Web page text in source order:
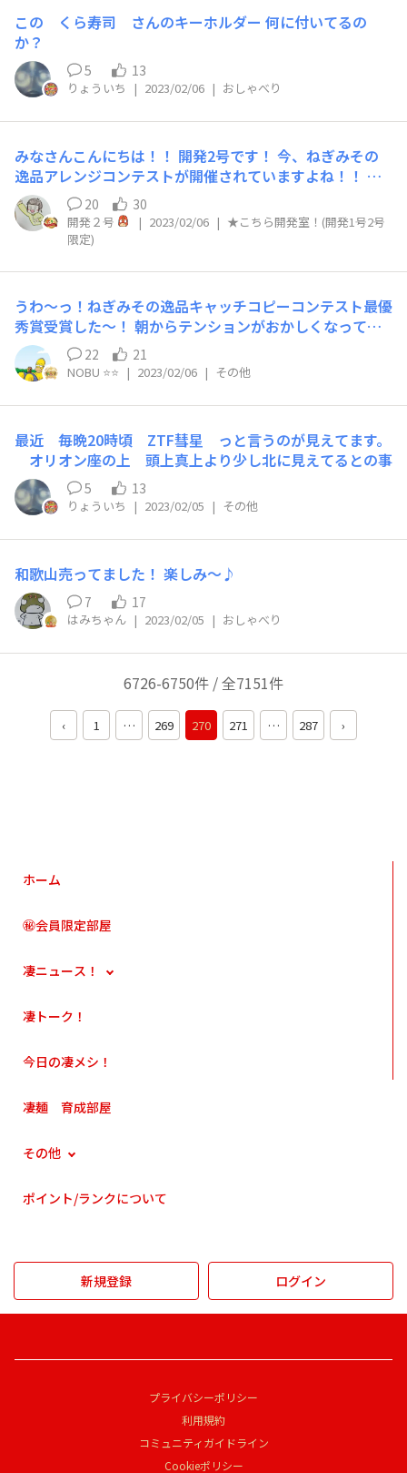
います 実際、自分はもう30年くらい音信不通の弟が細菌
性肺炎で入院して危篤状態になった…って話しを聞いて弟
への思いを投稿しましたので ちなみに、先程連絡が有り
まして『予断は許さないが危機は脱っしました』って連絡
た弟とねぎみその逸品を食べたいんです
この くら寿司 さんのキーホルダー 何に付いてるの
か？
5 13
りょういち | 2023/02/06 | おしゃべり
みなさんこんにちは！！ 開発2号です！ 今、ねぎみその
逸品アレンジコンテストが開催されていますよね！！ 楽
しそうなので、2号も実は参加しようと思いました！ が！
しかしなかなか思うようにできなくて投稿をやめたアイデ
アをここでちょっとおしゃべりさせていただこうかなと思
さんに聞いてほしい） わたくし2号が考えたねぎみその逸
品アレンジその名も「めんせんべい～ねぎみそ仕立て～」
です。 ☆作り方☆ ①麺を湯戻しします。 ②麺が戻った
ら、お湯を少し捨てて濃い目のスープでねぎみその逸品を
完成させます。 ③そこにつなぎとして片栗粉を入れ、お
好みのサイズでフライパンでカリカリになるまで焼いて完
は気軽にできそうではありませんでした。 凄麺の特徴の
ひとつであるもちもち感がなかなか手ごわかったです
（笑） ん・・・？？せんべいみたいに平たくてもちも
ち？？チヂミみたいじゃない・・・！？ ちょっと作戦変
更でチヂミとして再挑戦してみようかな！？ （めんせん
べいはどなたかに挑戦していただいて完成したらぜひ作り
20 30
開発２号 | 2023/02/06 | ★こちら開発室！(開発1号2号
限定)
うわ〜っ！ねぎみその逸品キャッチコピーコンテスト最優
秀賞受賞した〜！ 朝からテンションがおかしくなって
る〜！
22 21
NOBU ⭐️⭐️ | 2023/02/06 | その他
最近 毎晩20時頃 ZTF彗星 っと言うのが見えてます。
オリオン座の上 頭上真上より少し北に見えてるとの事
5 13
りょういち | 2023/02/05 | その他
和歌山売ってました！ 楽しみ～♪
7 17
はみちゃん | 2023/02/05 | おしゃべり
6726-6750件 / 全7151件
‹ 1 … 269 270 271 … 287 ›
ホーム
㊙会員限定部屋
凄ニュース！
凄トーク！
今日の凄メシ！
凄麺 育成部屋
その他
ポイント/ランクについて
新規登録 ログイン
プライバシーポリシー
利用規約
コミュニティガイドライン
Cookieポリシー